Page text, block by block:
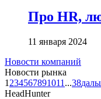
Про HR,
11 января 2024
Новости компаний
Новости рынка
1 234567891011 ...38
HeadHunter